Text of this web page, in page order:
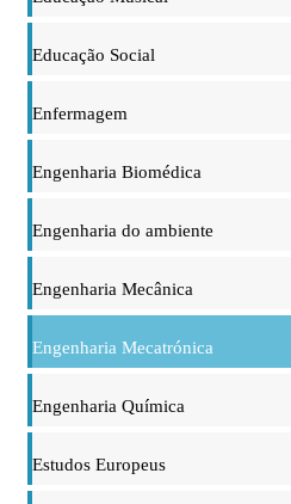
Educação Social
Enfermagem
Engenharia Biomédica
Engenharia do ambiente
Engenharia Mecânica
Engenharia Mecatrónica
Engenharia Química
Estudos Europeus